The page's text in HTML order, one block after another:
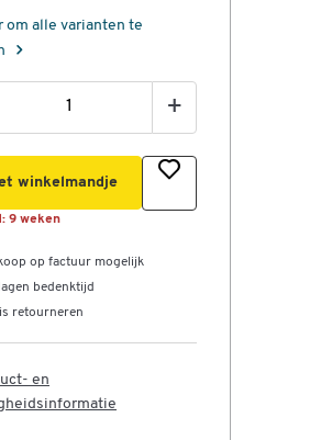
om alle varianten te
+
winkelmandje
9 weken
op factuur mogelijk
bedenktijd
retourneren
en